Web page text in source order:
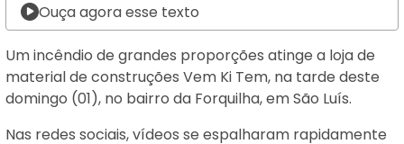
Ouça agora esse texto
Um incêndio de grandes proporções atinge a loja de
material de construções Vem Ki Tem, na tarde deste
domingo (01), no bairro da Forquilha, em São Luís.
Nas redes sociais, vídeos se espalharam rapidamente